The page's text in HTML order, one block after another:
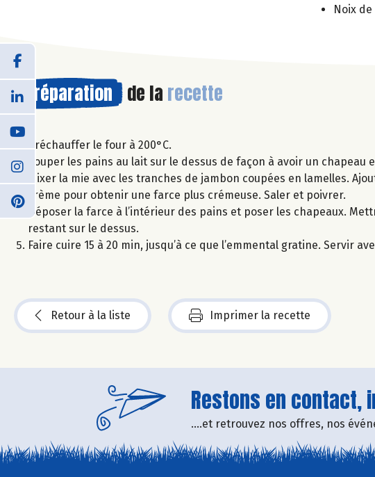
Noix
Préparation de la recette
Préchauffer le four à 200°C.
Couper les pains au lait sur le dessus de façon à avoir un chapeau
Mixer la mie avec les tranches de jambon coupées en lamelles.
crème pour obtenir une farce plus crémeuse. Saler et poivrer.
Déposer la farce à l’intérieur des pains et poser les chapeaux.
restant sur le dessus.
Faire cuire 15 à 20 min, jusqu’à ce que l’emmental gratine. Servir
Retour à la liste Imprimer la recette
Restons en contact,
....et retrouvez nos offres, nos